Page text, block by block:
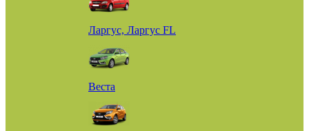
Ларгус, Ларгус FL
Веста